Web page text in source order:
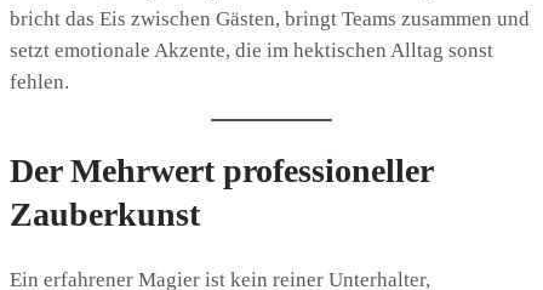
bricht das Eis zwischen Gästen, bringt Teams zusammen und
setzt emotionale Akzente, die im hektischen Alltag sonst
fehlen.
Der Mehrwert professioneller
Zauberkunst
Ein erfahrener Magier ist kein reiner Unterhalter,